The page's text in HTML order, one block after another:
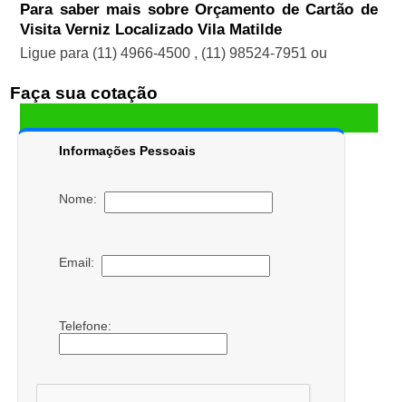
Para saber mais sobre Orçamento de Cartão de
Visita Verniz Localizado Vila Matilde
Ligue para (11) 4966-4500 , (11) 98524-7951 ou
Faça sua cotação
Informações Pessoais
Nome:
Email:
Telefone: